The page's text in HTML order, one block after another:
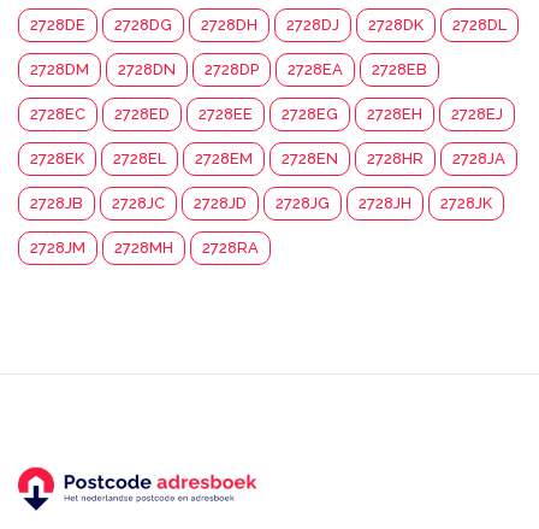
2728DE 2728DG 2728DH 2728DJ 2728DK 2728DL
2728DM 2728DN 2728DP 2728EA 2728EB
2728EC 2728ED 2728EE 2728EG 2728EH 2728EJ
2728EK 2728EL 2728EM 2728EN 2728HR 2728JA
2728JB 2728JC 2728JD 2728JG 2728JH 2728JK
2728JM 2728MH 2728RA